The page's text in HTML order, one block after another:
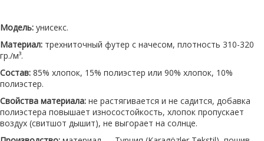
Модель: унисекс.
Материал: трехниточный футер с начесом, плотность 310-320
гр./м³.
Состав: 85% хлопок, 15% полиэстер или 90% хлопок, 10%
полиэстер.
Свойства материала: не растягивается и не садится, добавка
полиэстера повышает износостойкость, хлопок пропускает
воздух (свитшот дышит), не выгорает на солнце.